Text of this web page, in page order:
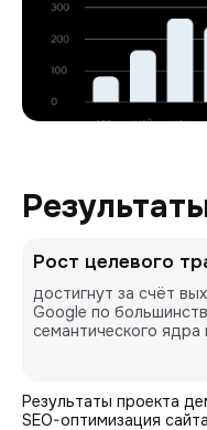
Рост целевого
достигнут за счёт
Google по
семантического
Результаты проекта
SEO-оптимизация